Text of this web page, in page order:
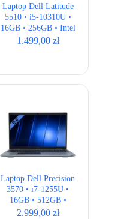
Laptop Dell Latitude
5510 • i5-10310U •
16GB • 256GB • Intel
UHD • 15.6″ Full HD
1.499,00 zł
Laptop Dell Precision
3570 • i7-1255U •
16GB • 512GB •
Quadro T550 • 15,6″
2.999,00 zł